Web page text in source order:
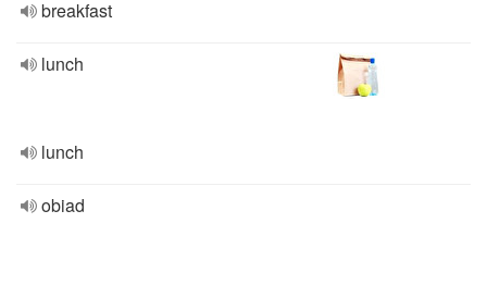
breakfast
lunch
lunch
obiad